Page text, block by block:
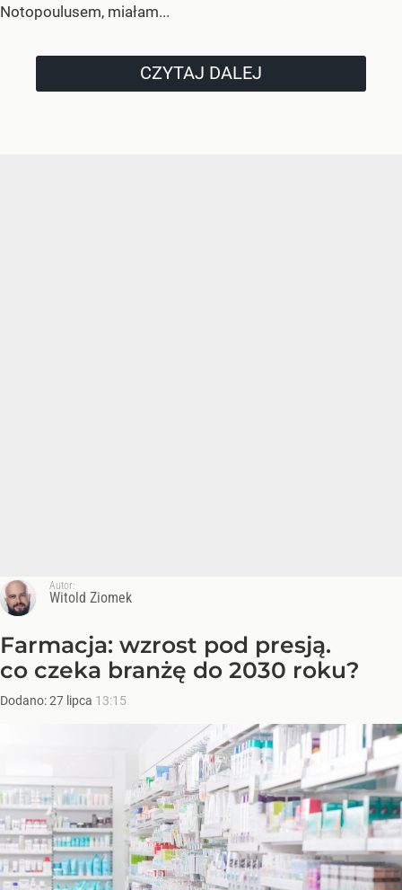
Notopoulusem, miałam...
CZYTAJ DALEJ
Autor:
Witold Ziomek
Farmacja: wzrost pod presją.
co czeka branżę do 2030 roku?
Dodano:27 lipca 13:15